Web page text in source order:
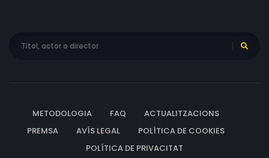
METODOLOGIA FAQ
ACTUALITZACIONS
PREMSA
AVÍS LEGAL
POLÍTICA DE COOKIES
POLÍTICA DE PRIVACITAT